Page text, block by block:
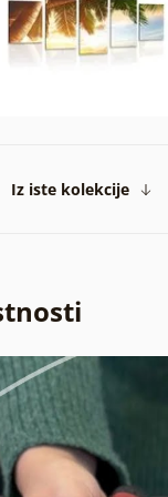
Iz iste kolekcije